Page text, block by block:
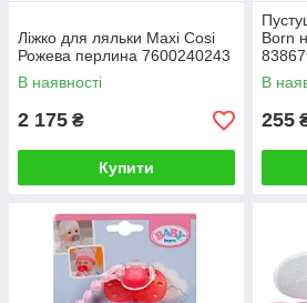
Ліжко для ляльки Maxi Cosi
Рожева перлина 7600240243
В наявності
2 175 ₴
Купити
Born
В
255